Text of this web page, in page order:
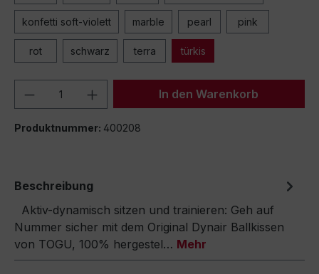
konfetti soft-violett marble pearl pink
rot schwarz terra türkis
Produkt Anzahl: Gib denIn den Warenkorb
Produktnummer: 400208
Beschreibung
Aktiv-dynamisch sitzen und trainieren: Geh auf
Nummer sicher mit dem Original Dynair Ballkissen
von TOGU, 100% hergestel… Mehr